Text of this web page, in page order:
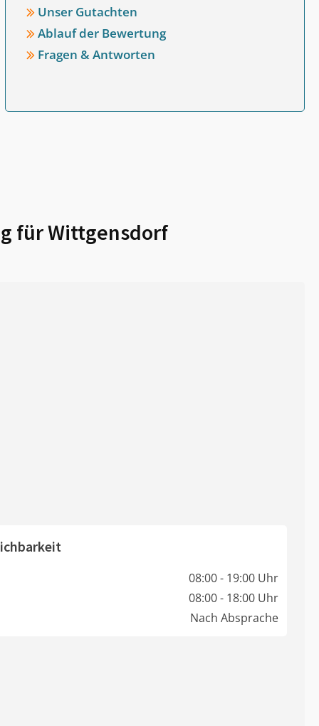
Unser Gutachten
Ablauf der Bewertung
Fragen & Antworten
fürWittgensdorf
08:00 - 19:00 Uhr
08:00 - 18:00 Uhr
Nach Absprache